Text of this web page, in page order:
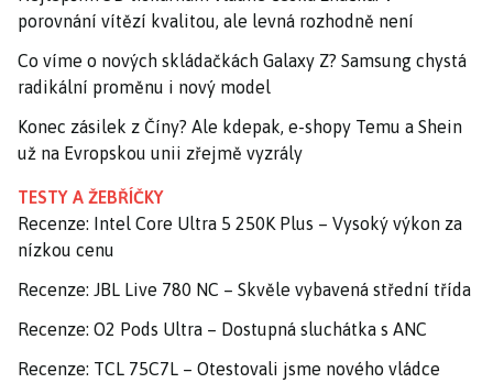
porovnání vítězí kvalitou, ale levná rozhodně není
Co víme o nových skládačkách Galaxy Z? Samsung chystá
radikální proměnu i nový model
Konec zásilek z Číny? Ale kdepak, e-shopy Temu a Shein
už na Evropskou unii zřejmě vyzrály
TESTY A ŽEBŘÍČKY
Recenze: Intel Core Ultra 5 250K Plus – Vysoký výkon za
nízkou cenu
Recenze: JBL Live 780 NC – Skvěle vybavená střední třída
Recenze: O2 Pods Ultra – Dostupná sluchátka s ANC
Recenze: TCL 75C7L – Otestovali jsme nového vládce